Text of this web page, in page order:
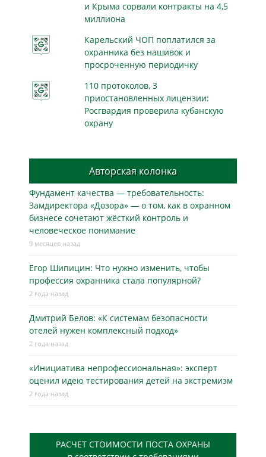
и Крыма сорвали контракты на 4,5
миллиона
Карельский ЧОП поплатился за
охранника без нашивок и
просроченную периодичку
110 протоколов, 3
приостановленных лицензии:
Росгвардия проверила кубанскую
охрану
Авторская колонка
Фундамент качества — требовательность:
Замдиректора «Дозора» — о том, как в охранном
бизнесe сочетают жёсткий контроль и
человеческое понимание
9 месяцев назад
Егор Шипицин: Что нужно изменить, чтобы
профессия охранника стала популярной?
2 года назад
Дмитрий Белов: «К системам безопасности
отелей нужен комплексный подход»
2 года назад
«Инициатива непрофессиональная»: эксперт
оценил идею тестирования детей на экстремизм
2 года назад
РАСЧЕТ СТОИМОСТИ ПОСТА ОХРАНЫ